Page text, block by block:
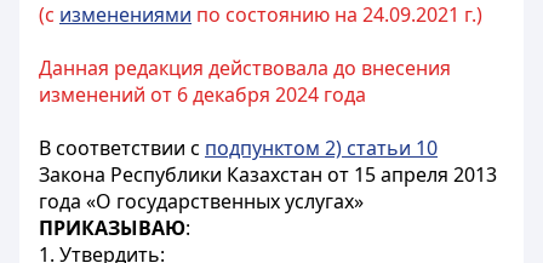
(с изменениями по состоянию на 24.09.2021 г.)
Данная редакция действовала до внесения
изменений от 6 декабря 2024 года
В соответствии с подпунктом 2) статьи 10
Закона Республики Казахстан от 15 апреля 2013
года «О государственных услугах»
ПРИКАЗЫВАЮ:
1. Утвердить: